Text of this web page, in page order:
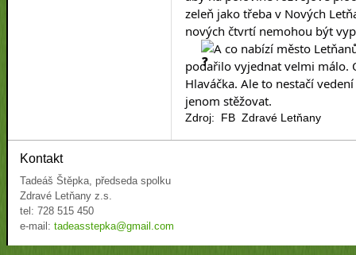
zeleň jako třeba v Nových
nových čtvrtí nemohou být
A co nabízí město
podařilo vyjednat velmi málo.
Hlaváčka. Ale to nestačí
jenom stěžovat.
Zdroj: FB Zdravé Letňany
Kontakt
Tadeáš Štěpka, předseda spolku
Zdravé Letňany z.s.
tel: 728 515 450
e-mail: tadeasstepka@gmail.com